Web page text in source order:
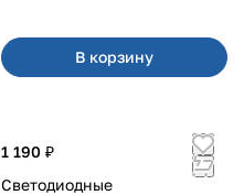
В корзину
1 190 ₽
Светодиодные